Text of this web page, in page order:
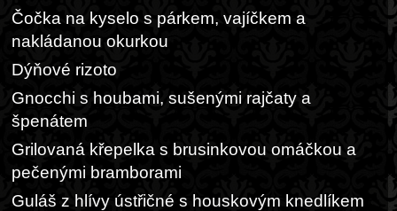
Čočka na kyselo s párkem, vajíčkem a
nakládanou okurkou
Dýňové rizoto
Gnocchi s houbami, sušenými rajčaty a
špenátem
Grilovaná křepelka s brusinkovou omáčkou a
pečenými bramborami
Guláš z hlívy ústřičné s houskovým knedlíkem